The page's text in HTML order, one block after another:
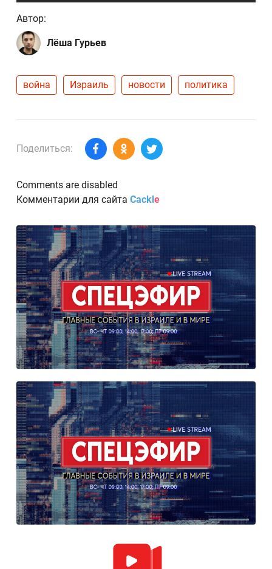
Автор:
Лёша Гурьев
война Израиль новости политика
Поделиться:
Comments are disabled
Комментарии для сайта Cackl e